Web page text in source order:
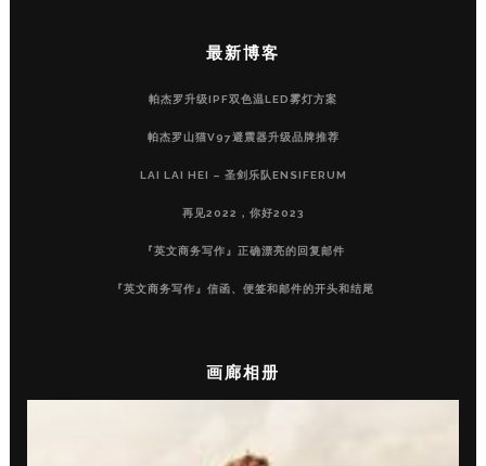
最新博客
帕杰罗升级IPF双色温LED雾灯方案
帕杰罗山猫V97避震器升级品牌推荐
LAI LAI HEI – 圣剑乐队ENSIFERUM
再见2022，你好2023
『英文商务写作』正确漂亮的回复邮件
『英文商务写作』信函、便签和邮件的开头和结尾
画廊相册